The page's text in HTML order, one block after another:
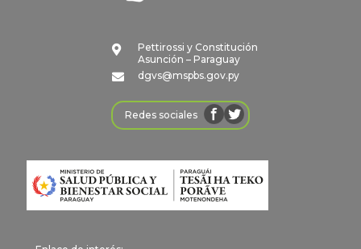

Pettirossi y Constitución
Asunción – Paraguay

dgvs@mspbs.gov.py
Redes sociales